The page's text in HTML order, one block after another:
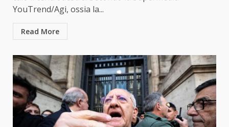
YouTrend/Agi, ossia la...
Read More